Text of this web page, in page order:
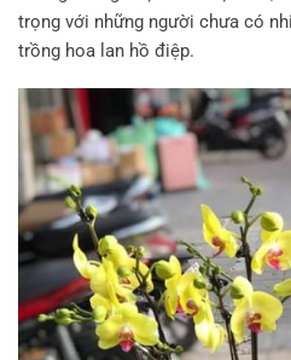
trọng với những người chưa có
trồng hoa lan hồ điệp.